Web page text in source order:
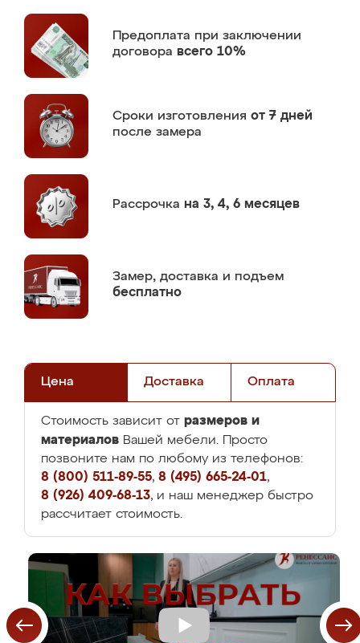
Предоплата при заключении
договора всего 10%
Сроки изготовления от 7 дней
после замера
Рассрочка на 3, 4, 6 месяцев
Замер, доставка и подъем
бесплатно
Цена Доставка Оплата
Стоимость зависит от размеров и
материалов Вашей мебели. Просто
позвоните нам по любому из телефонов:
8 (800) 511-89-55, 8 (495) 665-24-01,
8 (926) 409-68-13, и наш менеджер быстро
рассчитает стоимость.